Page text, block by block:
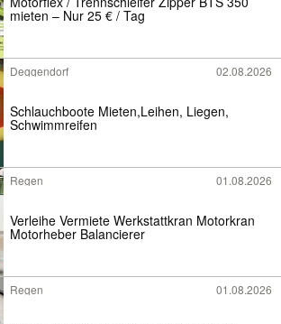
mieten – Nur 25 € / Tag
Deggendorf 02.08.2026
Schlauchboote Mieten,Leihen, Liegen,
Schwimmreifen
Regen 01.08.2026
Verleihe Vermiete Werkstattkran Motorkran
Motorheber Balancierer
Regen 01.08.2026